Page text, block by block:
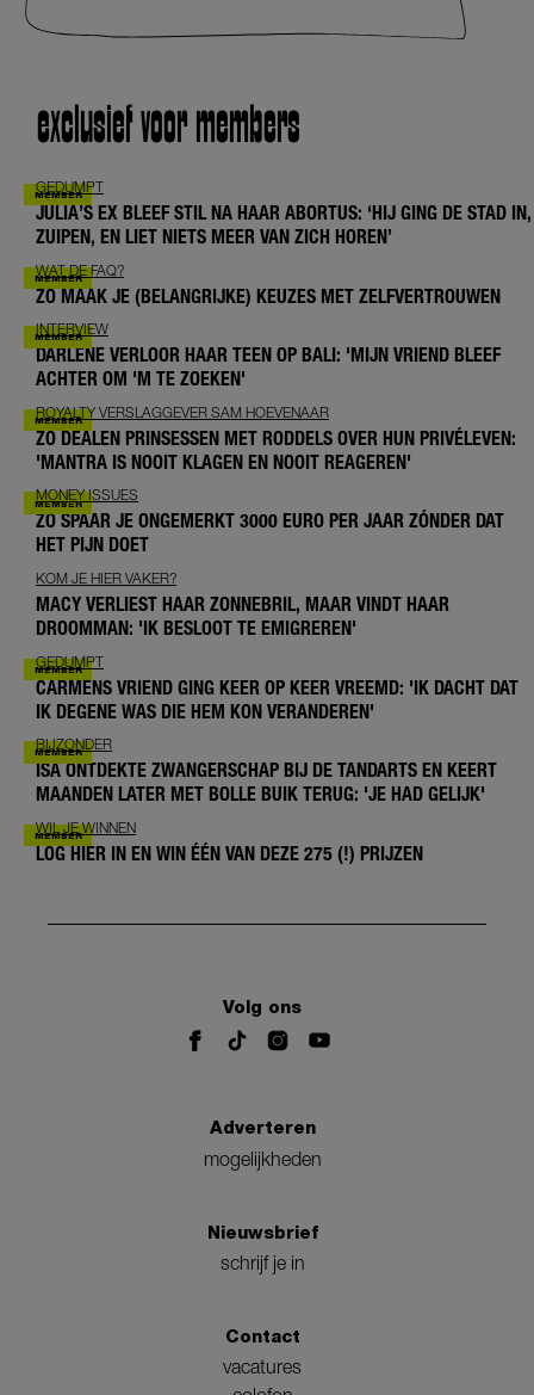
exclusief voor members
GEDUMPT
JULIA’S EX BLEEF STIL NA HAAR ABORTUS: ‘HIJ GING DE STAD IN,
ZUIPEN, EN LIET NIETS MEER VAN ZICH HOREN’
WAT DE FAQ?
ZO MAAK JE (BELANGRIJKE) KEUZES MET ZELFVERTROUWEN
INTERVIEW
DARLENE VERLOOR HAAR TEEN OP BALI: 'MIJN VRIEND BLEEF
ACHTER OM 'M TE ZOEKEN'
ROYALTY VERSLAGGEVER SAM HOEVENAAR
ZO DEALEN PRINSESSEN MET RODDELS OVER HUN PRIVÉLEVEN:
'MANTRA IS NOOIT KLAGEN EN NOOIT REAGEREN'
MONEY ISSUES
ZO SPAAR JE ONGEMERKT 3000 EURO PER JAAR ZÓNDER DAT
HET PIJN DOET
KOM JE HIER VAKER?
MACY VERLIEST HAAR ZONNEBRIL, MAAR VINDT HAAR
DROOMMAN: 'IK BESLOOT TE EMIGREREN'
GEDUMPT
CARMENS VRIEND GING KEER OP KEER VREEMD: 'IK DACHT DAT
IK DEGENE WAS DIE HEM KON VERANDEREN'
BIJZONDER
ISA ONTDEKTE ZWANGERSCHAP BIJ DE TANDARTS EN KEERT
MAANDEN LATER MET BOLLE BUIK TERUG: 'JE HAD GELIJK'
WIL JE WINNEN
LOG HIER IN EN WIN ÉÉN VAN DEZE 275 (!) PRIJZEN
Volg ons
Adverteren
mogelijkheden
Nieuwsbrief
schrijf je in
Contact
vacatures